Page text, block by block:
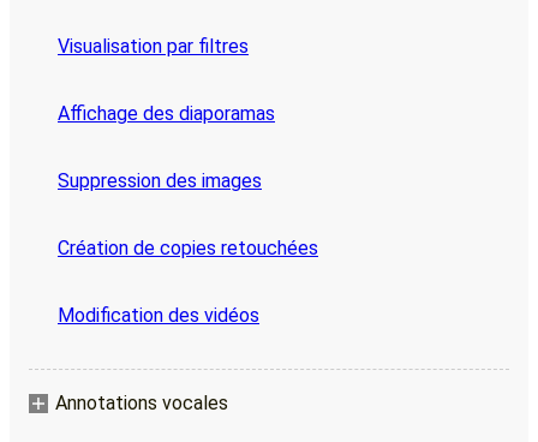
Visualisation par filtres
Affichage des diaporamas
Suppression des images
Création de copies retouchées
Modification des vidéos
Annotations vocales